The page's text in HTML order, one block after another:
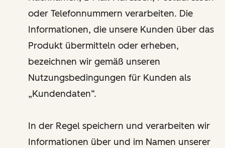
oder Telefonnummern verarbeiten. Die
Informationen, die unsere Kunden über das
Produkt übermitteln oder erheben,
bezeichnen wir gemäß unseren
Nutzungsbedingungen für Kunden als
„Kundendaten“.
In der Regel speichern und verarbeiten wir
Informationen über und im Namen unserer